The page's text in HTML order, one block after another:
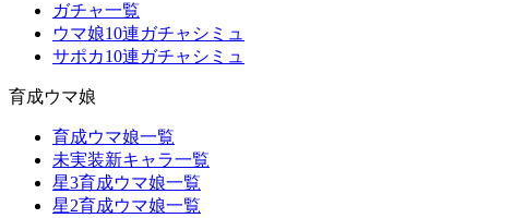
ガチャ一覧
ウマ娘10連ガチャシミュ
サポカ10連ガチャシミュ
育成ウマ娘
育成ウマ娘一覧
未実装新キャラ一覧
星3育成ウマ娘一覧
星2育成ウマ娘一覧